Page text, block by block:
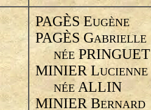
PAGÈS EUGÈNE
PAGÈS GABRIELLE
NÉEPRINGUET
MINIER LUCIENNE
NÉEALLIN
MINIER BERNARD